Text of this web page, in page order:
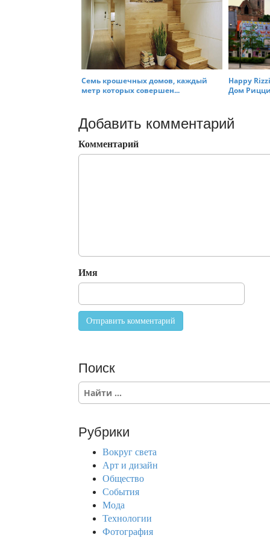
Семь крошечных домов, каждый
метр которых совершен...
Happy
Дом Рицци
Добавить комментарий
Комментарий
Имя
Поиск
S
c
Рубрики
Вокруг света
Арт и дизайн
Общество
События
Мода
Технологии
Фотография